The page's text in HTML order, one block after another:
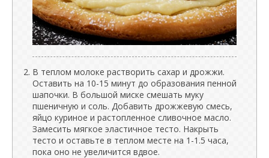
В теплом молоке растворить сахар и дрожжи.
Оставить на 10-15 минут до образования пенной
шапочки. В большой миске смешать муку
пшеничную и соль. Добавить дрожжевую смесь,
яйцо куриное и растопленное сливочное масло.
Замесить мягкое эластичное тесто. Накрыть
тесто и оставьте в теплом месте на 1-1.5 часа,
пока оно не увеличится вдвое.